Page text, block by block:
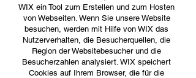
WIX ein Tool zum Erstellen und zum Hosten
von Webseiten. Wenn Sie unsere Website
besuchen, werden mit Hilfe von WIX das
Nutzerverhalten, die Besucherquellen, die
Region der Websitebesucher und die
Besucherzahlen analysiert. WIX speichert
Cookies auf Ihrem Browser, die für die